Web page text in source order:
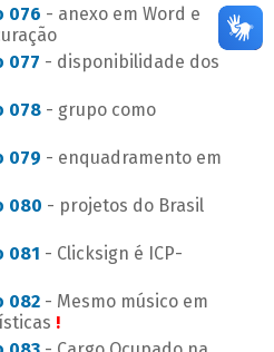
076 - anexo em Word e
077 - disponibilidade dos
078 - grupo como
079 - enquadramento em
080 - projetos do Brasil
081 - Clicksign é ICP-
082 - Mesmo músico em
!